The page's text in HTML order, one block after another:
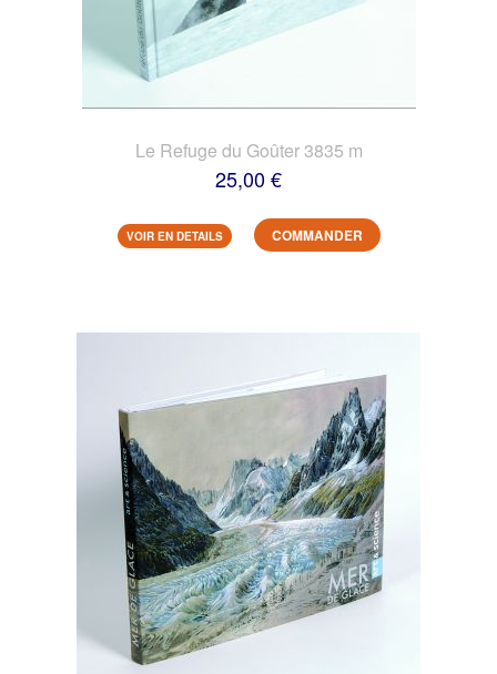
Le Refuge du Goûter 3835 m
25,00 €
VOIR EN DETAILS COMMANDER